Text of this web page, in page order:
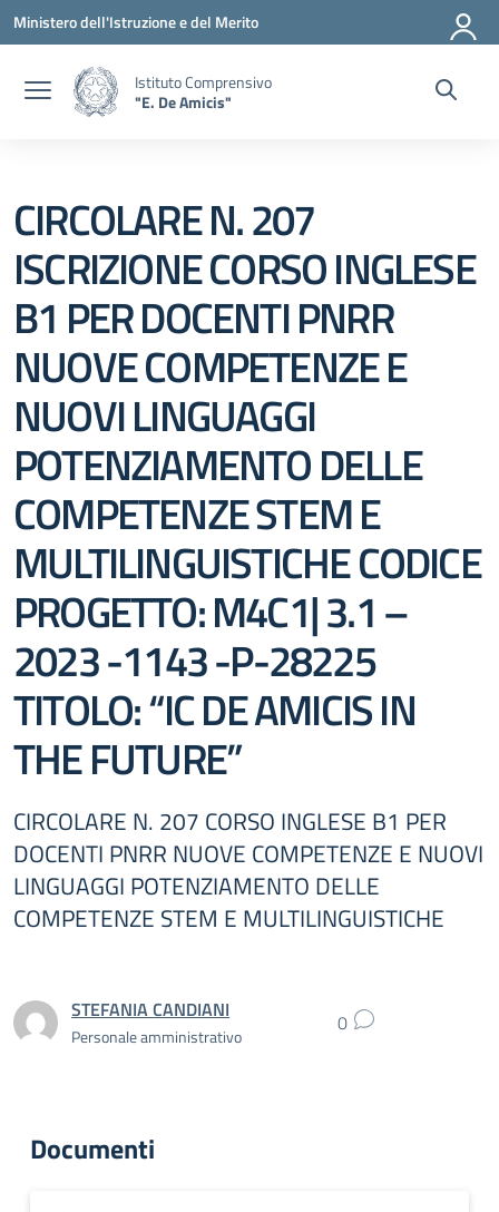
Vai ai contenuti
Vai al menu di navigazione
Vai al footer
Ministero dell'Istruzione e del Merito
Istituto Comprensivo
"E. De Amicis"
CIRCOLARE N. 207
ISCRIZIONE CORSO INGLESE
B1 PER DOCENTI PNRR
NUOVE COMPETENZE E
NUOVI LINGUAGGI
POTENZIAMENTO DELLE
COMPETENZE STEM E
MULTILINGUISTICHE CODICE
PROGETTO: M4C1| 3.1 –
2023 -1143 -P-28225
TITOLO: “IC DE AMICIS IN
THE FUTURE”
CIRCOLARE N. 207 CORSO INGLESE B1 PER
DOCENTI PNRR NUOVE COMPETENZE E NUOVI
LINGUAGGI POTENZIAMENTO DELLE
COMPETENZE STEM E MULTILINGUISTICHE
STEFANIA CANDIANI
Personale amministrativo 0
Documenti